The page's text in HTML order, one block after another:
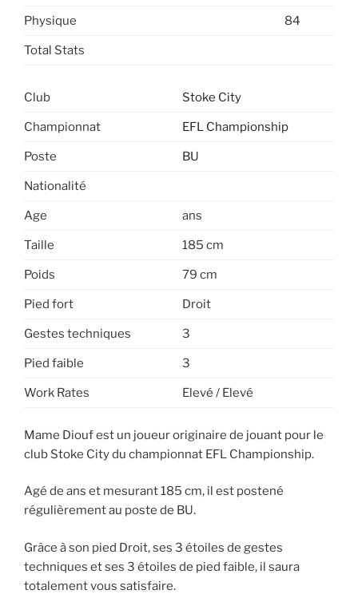
Physique 84
Total Stats
Club Stoke City
Championnat EFL Championship
Poste BU
Nationalité
Age ans
Taille 185 cm
Poids 79 cm
Pied fort Droit
Gestes techniques 3
Pied faible 3
Work Rates Elevé / Elevé
Mame Diouf est un joueur originaire de jouant pour le
club Stoke City du championnat EFL Championship.
Agé de ans et mesurant 185 cm, il est postené
régulièrement au poste de BU.
Grâce à son pied Droit, ses 3 étoiles de gestes
techniques et ses 3 étoiles de pied faible, il saura
totalement vous satisfaire.